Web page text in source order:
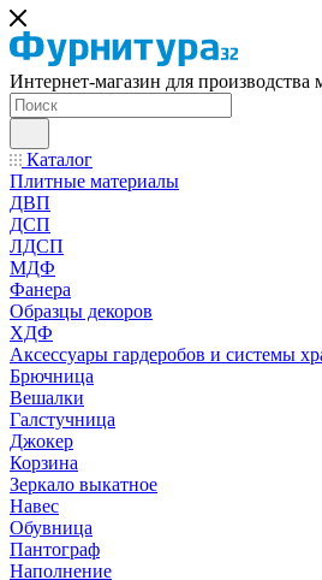
Интернет-магазин для производства
Каталог
Плитные материалы
ДВП
ДСП
ЛДСП
МДФ
Фанера
Образцы декоров
ХДФ
Аксессуары гардеробов и системы
Брючница
Вешалки
Галстучница
Джокер
Корзина
Зеркало выкатное
Навес
Обувница
Пантограф
Наполнение